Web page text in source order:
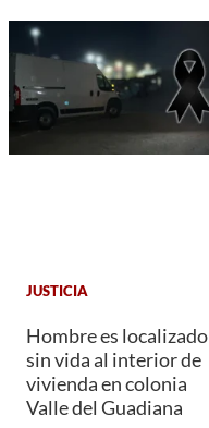
JUSTICIA
Hombre es localizado
sin vida al interior de
vivienda en colonia
Valle del Guadiana